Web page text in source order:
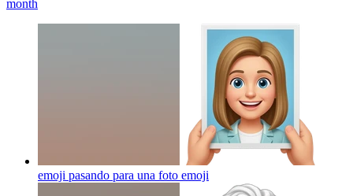
month
emoji pasando para una foto emoji